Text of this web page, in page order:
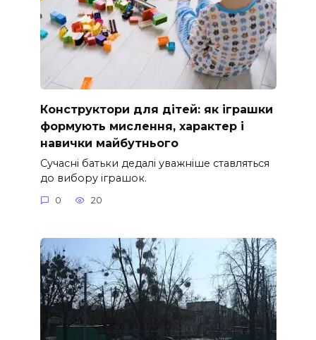
Конструктори для дітей: як іграшки
формують мислення, характер і
навички майбутнього
Сучасні батьки дедалі уважніше ставляться
до вибору іграшок.
0 20